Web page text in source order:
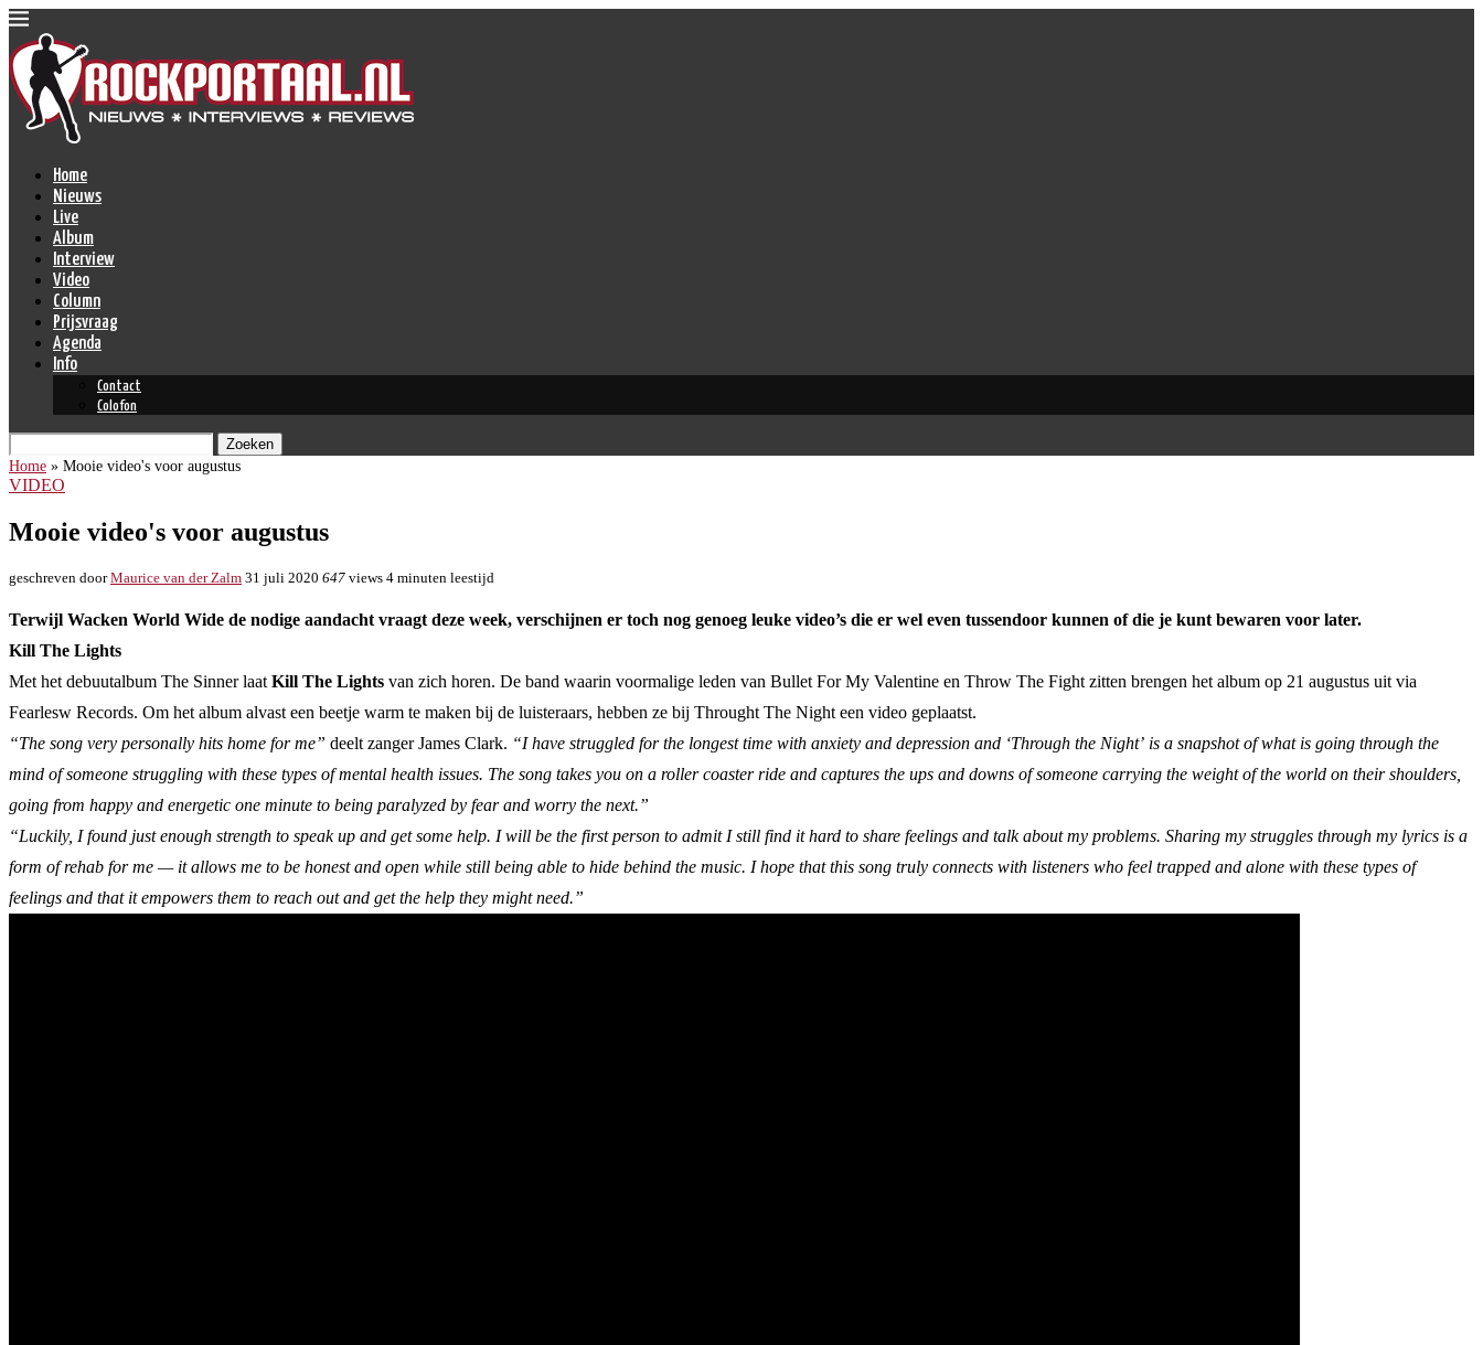
Home
Nieuws
Live
Album
Interview
Video
Column
Prijsvraag
Agenda
Info
Contact
Colofon
Zoeken
Home » Mooie video's voor augustus
VIDEO
Mooie video's voor augustus
geschreven doorMaurice van der Zalm 31 juli 2020 647 views 4 minuten leestijd
Terwijl Wacken World Wide de nodige aandacht vraagt deze week, verschijnen er toch nog genoeg leuke video’s die er wel even tussendoor kunnen of die je kunt bewaren voor later.
Kill The Lights
Met het debuutalbum The Sinner laat Kill The Lights van zich horen. De band waarin voormalige leden van Bullet For My Valentine en Throw The Fight zitten brengen het album op 21 augustus uit via
Fearlesw Records. Om het album alvast een beetje warm te maken bij de luisteraars, hebben ze bij Throught The Night een video geplaatst.
“The song very personally hits home for me” deelt zanger James Clark. “I have struggled for the longest time with anxiety and depression and ‘Through the Night’ is a snapshot of what is going through the
mind of someone struggling with these types of mental health issues. The song takes you on a roller coaster ride and captures the ups and downs of someone carrying the weight of the world on their shoulders,
going from happy and energetic one minute to being paralyzed by fear and worry the next.”
“Luckily, I found just enough strength to speak up and get some help. I will be the first person to admit I still find it hard to share feelings and talk about my problems. Sharing my struggles through my lyrics is a
form of rehab for me — it allows me to be honest and open while still being able to hide behind the music. I hope that this song truly connects with listeners who feel trapped and alone with these types of
feelings and that it empowers them to reach out and get the help they might need.”